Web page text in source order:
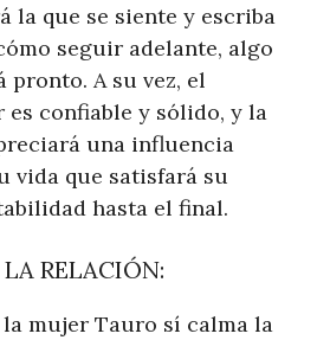
la que se siente y escriba
seguir adelante, algo
pronto. A su vez, el
es confiable y sólido, y la
una influencia
vida que satisfará su
hasta el final.
RELACIÓN:
la mujer Tauro sí calma la